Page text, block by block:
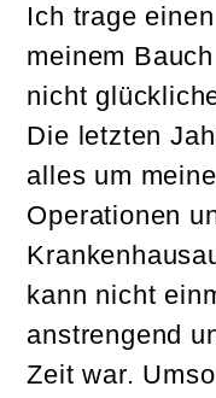
Ich trage
meinem
nicht
Die letzten
alles um
Operationen
kann nicht
anstrengend
Zeit war.